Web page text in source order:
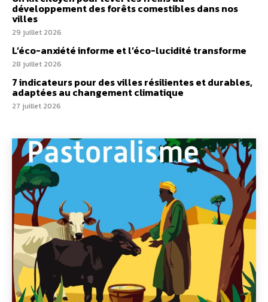
développement des forêts comestibles dans nos
villes
29 juillet 2026
L’éco-anxiété informe et l’éco-lucidité transforme
28 juillet 2026
7 indicateurs pour des villes résilientes et durables,
adaptées au changement climatique
27 juillet 2026